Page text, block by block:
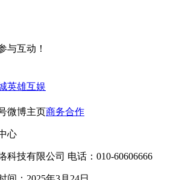
与互动！
英雄互娱
微博主页商务合作
心
科技有限公司 电话：010-60606666